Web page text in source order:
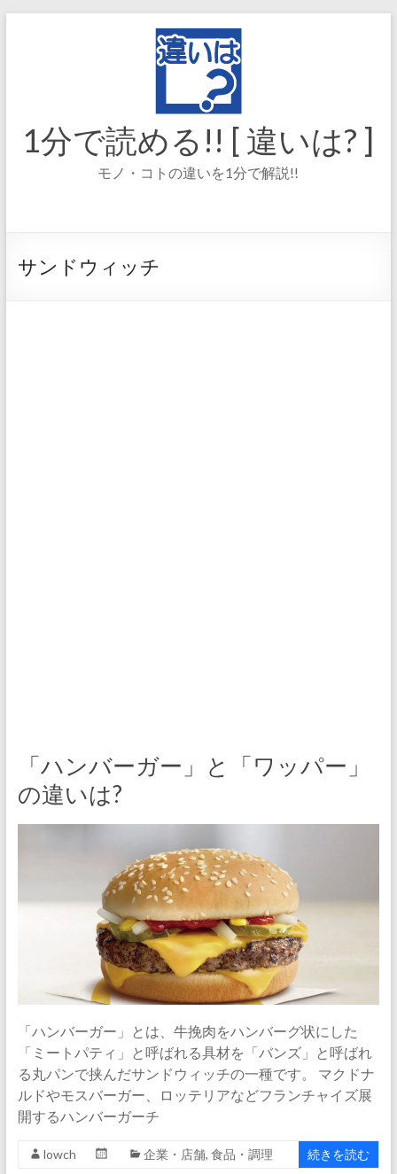
1分で読める!! [ 違いは? ]
モノ・コトの違いを1分で解説!!
サンドウィッチ
「ハンバーガー」と「ワッパー」
の違いは?
「ハンバーガー」とは、牛挽肉をハンバーグ状にした
「ミートパティ」と呼ばれる具材を「バンズ」と呼ばれ
る丸パンで挟んだサンドウィッチの一種です。 マクドナ
ルドやモスバーガー、ロッテリアなどフランチャイズ展
開するハンバーガーチ
lowch 企業・店舗, 食品・調理 続きを読む